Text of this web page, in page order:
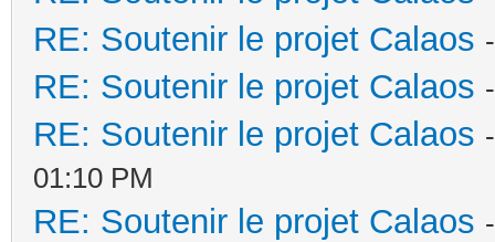
RE: Soutenir le projet Calaos
RE: Soutenir le projet Calaos
RE: Soutenir le projet Calaos
01:10 PM
RE: Soutenir le projet Calaos